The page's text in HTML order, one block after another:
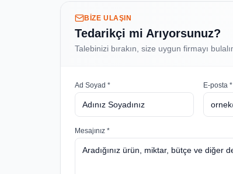
BIZE ULAŞIN
Tedarikçi mi Arıyorsunuz?
Talebinizi bırakın, size uygun firmayı
Ad Soyad * E-posta *
Mesajınız *